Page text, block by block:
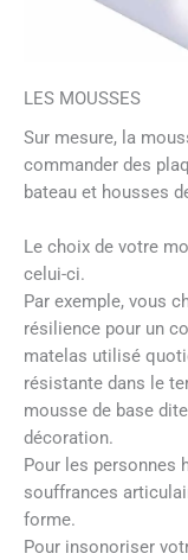
LES MOUSSES
Sur mesure, la
commander des
bateau et housses
Le choix de votre
celui-ci.
Par exemple, vous
résilience pour un
matelas utilisé
résistante dans le
mousse de base dite
décoration.
Pour les personnes
souffrances
forme.
Pour insonoriser